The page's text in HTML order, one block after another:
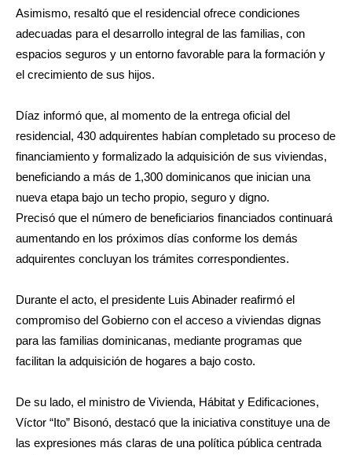
Asimismo, resaltó que el residencial ofrece condiciones
adecuadas para el desarrollo integral de las familias, con
espacios seguros y un entorno favorable para la formación y
el crecimiento de sus hijos.
Díaz informó que, al momento de la entrega oficial del
residencial, 430 adquirentes habían completado su proceso de
financiamiento y formalizado la adquisición de sus viviendas,
beneficiando a más de 1,300 dominicanos que inician una
nueva etapa bajo un techo propio, seguro y digno.
Precisó que el número de beneficiarios financiados continuará
aumentando en los próximos días conforme los demás
adquirentes concluyan los trámites correspondientes.
Durante el acto, el presidente Luis Abinader reafirmó el
compromiso del Gobierno con el acceso a viviendas dignas
para las familias dominicanas, mediante programas que
facilitan la adquisición de hogares a bajo costo.
De su lado, el ministro de Vivienda, Hábitat y Edificaciones,
Víctor “Ito” Bisonó, destacó que la iniciativa constituye una de
las expresiones más claras de una política pública centrada